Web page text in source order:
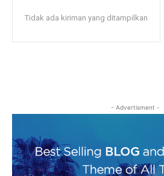
Tidak ada kiriman yang ditampilkan
- Advertisment -